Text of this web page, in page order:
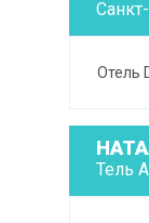
Отель
Тель